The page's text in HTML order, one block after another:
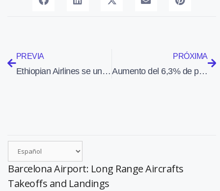
PREVIA
Ethiopian Airlines se une a Star Alliance
PRÓXIMA
Aumento del 6,3% de pasajeros en el aeropuerto de Barcelona en noviembre
Barcelona Airport: Long Range Aircrafts
Takeoffs and Landings